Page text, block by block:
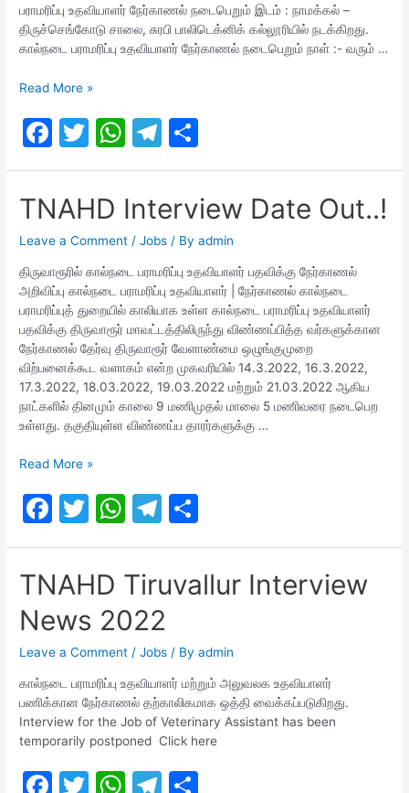
பராமரிப்பு உதவியாளர் நேர்காணல் நடைபெறும் இடம் : நாமக்கல் –
திருச்செங்கோடு சாலை, சுரபி பாலிடெக்னிக் கல்லூரியில் நடக்கிறது.
கால்நடை பராமரிப்பு உதவியாளர் நேர்காணல் நடைபெறும் நாள் :- வரும் …
TNAHD
Date
Read More »
F
a
c
e
b
o
o
k
T
w
itt
er
W
h
at
s
A
p
p
T
el
gr
a
m
h
ar
e
TNAHD Interview Date Out..!
Leave a Comment /Jobs / Byadmin
திருவாரூரில் கால்நடை பராமரிப்பு உதவியாளர் பதவிக்கு நேர்காணல்
அறிவிப்பு கால்நடை பராமரிப்பு உதவியாளர் | நேர்காணல் கால்நடை
பராமரிப்புத் துறையில் காலியாக உள்ள கால்நடை பராமரிப்பு உதவியாளர்
பதவிக்கு திருவாரூர் மாவட்டத்திலிருந்து விண்ணப்பித்த வர்களுக்கான
நேர்காணல் தேர்வு திருவாரூர் வேளாண்மை ஒழுங்குமுறை
விற்பனைக்கூட வளாகம் என்ற முகவரியில் 14.3.2022, 16.3.2022,
17.3.2022, 18.03.2022, 19.03.2022 மற்றும் 21.03.2022 ஆகிய
நாட்களில் தினமும் காலை 9 மணிமுதல் மாலை 5 மணிவரை நடைபெற
உள்ளது. தகுதியுள்ள விண்ணப்ப தாரர்களுக்கு …
TNAHD
Date
Out..!
Read More »
F
a
c
e
b
o
o
k
T
w
itt
er
W
h
at
s
A
p
p
T
el
gr
a
m
h
ar
e
TNAHD Tiruvallur Interview
News 2022
Leave a Comment /Jobs / Byadmin
கால்நடை பராமரிப்பு உதவியாளர் மற்றும் அலுவலக உதவியாளர்
பணிக்கான நேர்காணல் தற்காலிகமாக ஒத்தி வைக்கப்படுகிறது.
Interview for the Job of Veterinary Assistant has been
temporarily postponed Click here
F T W T